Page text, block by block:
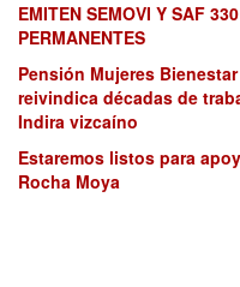
EMITEN SEMOVI Y SAF
PERMANENTES
Pensión Mujeres
reivindica décadas de
Indira vizcaíno
Estaremos listos para
Rocha Moya